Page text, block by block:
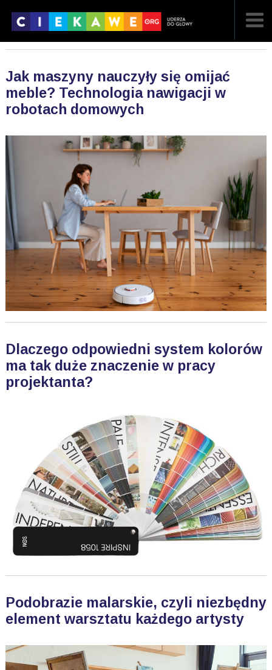
Jak maszyny nauczyły się omijać
meble? Technologia nawigacji w
robotach domowych
Dlaczego odpowiedni system kolorów
ma tak duże znaczenie w pracy
projektanta?
Podobrazie malarskie, czyli niezbędny
element warsztatu każdego artysty
POPULARNE
LOSOWE
A ARTYKUŁY
FILMY
G GALERIA
KONTAKT